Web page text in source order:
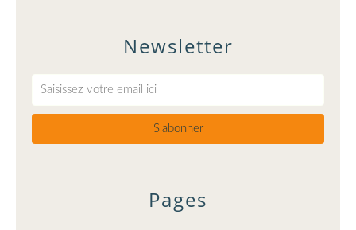
Newsletter
Pages